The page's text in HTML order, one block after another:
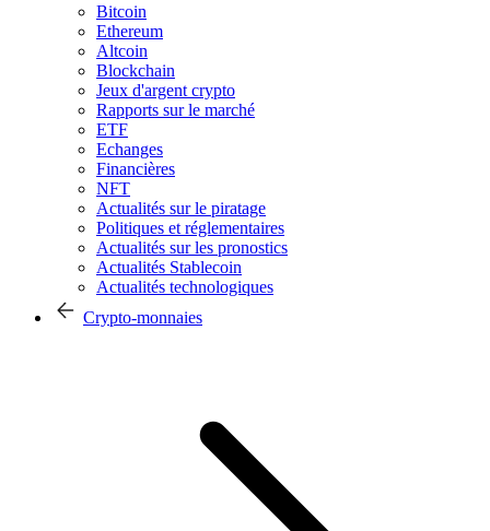
Bitcoin
Ethereum
Altcoin
Blockchain
Jeux d'argent crypto
Rapports sur le marché
ETF
Echanges
Financières
NFT
Actualités sur le piratage
Politiques et réglementaires
Actualités sur les pronostics
Actualités Stablecoin
Actualités technologiques
Crypto-monnaies